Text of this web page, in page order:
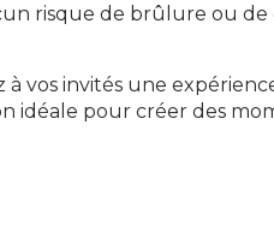
risque de brûlure ou
vos invités une
idéale pour créer des